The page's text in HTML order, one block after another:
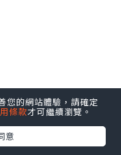
的網站體驗，請確定
條款才可繼續瀏覽。
意